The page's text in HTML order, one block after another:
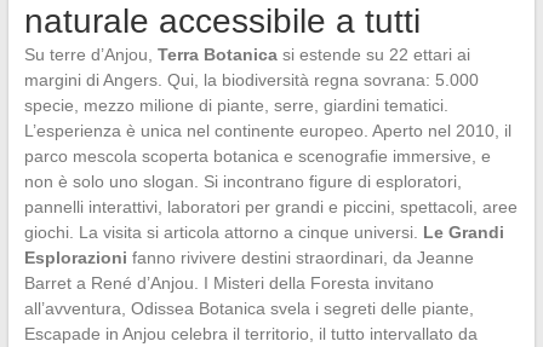
naturale accessibile a tutti
Su terre d’Anjou, Terra Botanicasi estende su 22 ettari ai
margini di Angers. Qui, la biodiversità regna sovrana: 5.000
specie, mezzo milione di piante, serre, giardini tematici.
L’esperienza è unica nel continente europeo. Aperto nel 2010, il
parco mescola scoperta botanica e scenografie immersive, e
non è solo uno slogan. Si incontrano figure di esploratori,
pannelli interattivi, laboratori per grandi e piccini, spettacoli, aree
giochi. La visita si articola attorno a cinque universi. Le Grandi
Esplorazioni fanno rivivere destini straordinari, da Jeanne
Barret a René d’Anjou. I Misteri della Foresta invitano
all’avventura, Odissea Botanica svela i segreti delle piante,
Escapade in Anjou celebra il territorio, il tutto intervallato da